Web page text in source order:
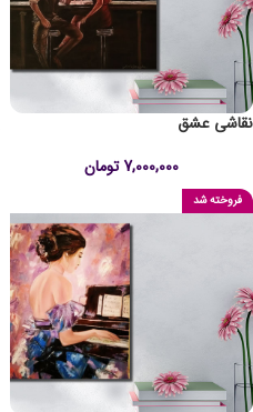
نقاشی عشق
7,000,000 تومان
فروخته شد